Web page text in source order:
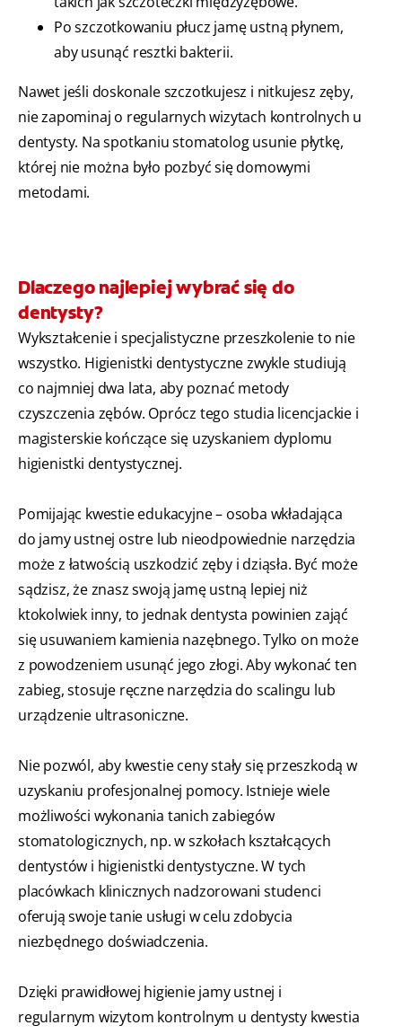
Po szczotkowaniu płucz jamę ustną płynem,
aby usunąć resztki bakterii.
Nawet jeśli doskonale szczotkujesz i nitkujesz zęby,
nie zapominaj o regularnych wizytach kontrolnych u
dentysty. Na spotkaniu stomatolog usunie płytkę,
której nie można było pozbyć się domowymi
metodami.
Dlaczego najlepiej wybrać się do
dentysty?
Wykształcenie i specjalistyczne przeszkolenie to nie
wszystko. Higienistki dentystyczne zwykle studiują
co najmniej dwa lata, aby poznać metody
czyszczenia zębów. Oprócz tego studia licencjackie i
magisterskie kończące się uzyskaniem dyplomu
higienistki dentystycznej.
Pomijając kwestie edukacyjne – osoba wkładająca
do jamy ustnej ostre lub nieodpowiednie narzędzia
może z łatwością uszkodzić zęby i dziąsła. Być może
sądzisz, że znasz swoją jamę ustną lepiej niż
ktokolwiek inny, to jednak dentysta powinien zająć
się usuwaniem kamienia nazębnego. Tylko on może
z powodzeniem usunąć jego złogi. Aby wykonać ten
zabieg, stosuje ręczne narzędzia do scalingu lub
urządzenie ultrasoniczne.
Nie pozwól, aby kwestie ceny stały się przeszkodą w
uzyskaniu profesjonalnej pomocy. Istnieje wiele
możliwości wykonania tanich zabiegów
stomatologicznych, np. w szkołach kształcących
dentystów i higienistki dentystyczne. W tych
placówkach klinicznych nadzorowani studenci
oferują swoje tanie usługi w celu zdobycia
niezbędnego doświadczenia.
Dzięki prawidłowej higienie jamy ustnej i
regularnym wizytom kontrolnym u dentysty kwestia